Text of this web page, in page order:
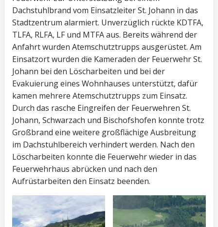
Dachstuhlbrand vom Einsatzleiter St. Johann in das
Stadtzentrum alarmiert. Unverzüglich rückte KDTFA,
TLFA, RLFA, LF und MTFA aus. Bereits während der
Anfahrt wurden Atemschutztrupps ausgerüstet. Am
Einsatzort wurden die Kameraden der Feuerwehr St.
Johann bei den Löscharbeiten und bei der
Evakuierung eines Wohnhauses unterstützt, dafür
kamen mehrere Atemschutztrupps zum Einsatz.
Durch das rasche Eingreifen der Feuerwehren St.
Johann, Schwarzach und Bischofshofen konnte trotz
Großbrand eine weitere großflächige Ausbreitung
im Dachstuhlbereich verhindert werden. Nach den
Löscharbeiten konnte die Feuerwehr wieder in das
Feuerwehrhaus abrücken und nach den
Aufrüstarbeiten den Einsatz beenden.